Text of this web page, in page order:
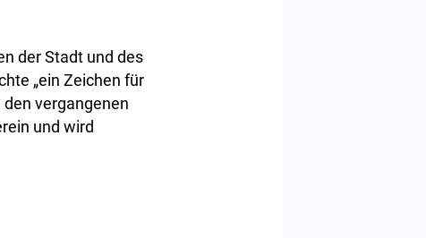
der Stadt und des
„ein Zeichen für
vergangenen
und wird